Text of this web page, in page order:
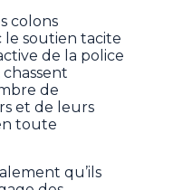
colons
le soutien tacite
de la police
chassent
de
et de leurs
toute
qu’ils